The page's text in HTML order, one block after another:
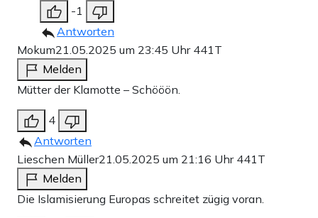
-1
Antworten
Mokum21.05.2025 um 23:45 Uhr 441T
Melden
Mütter der Klamotte – Schööön.
4
Antworten
Lieschen Müller21.05.2025 um 21:16 Uhr 441T
Melden
Die Islamisierung Europas schreitet zügig voran.